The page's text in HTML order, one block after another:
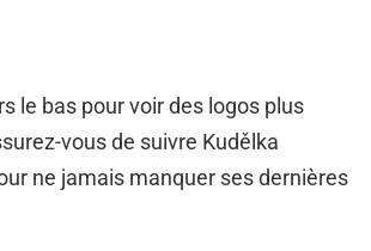
le bas pour voir des logos plus
vous de suivre Kudělka
ne jamais manquer ses dernières